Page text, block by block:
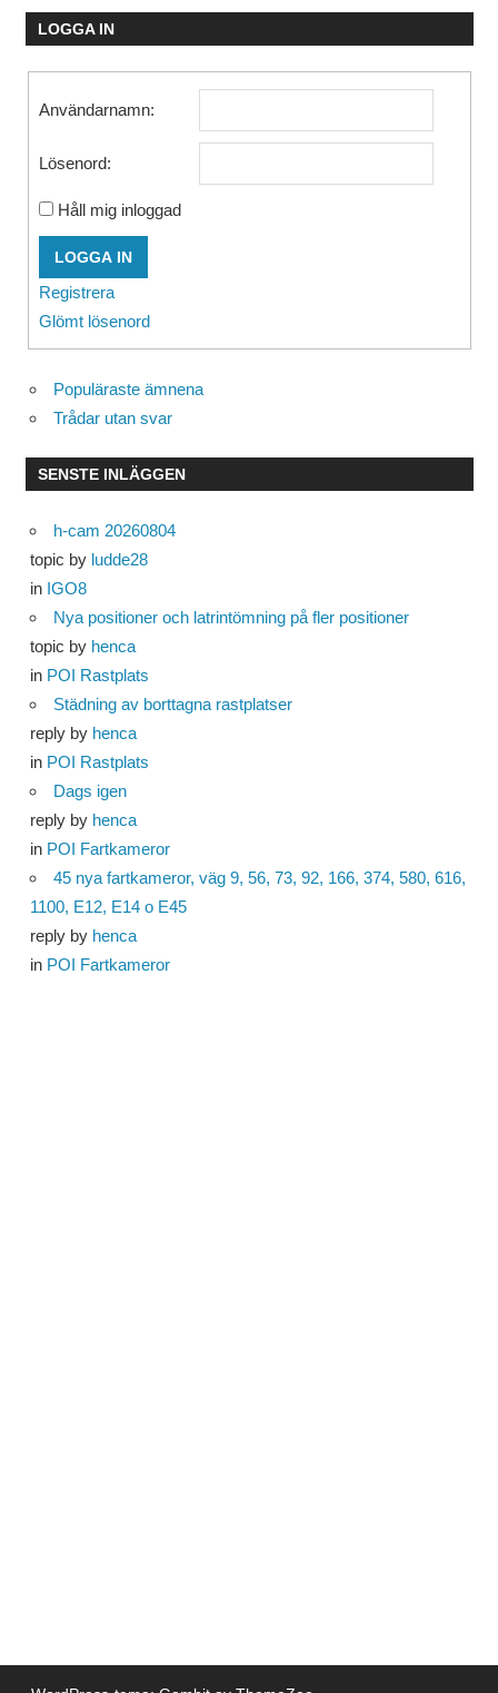
LOGGA IN
Användarnamn:
Lösenord:
Håll mig inloggad
LOGGA IN
Registrera
Glömt lösenord
Populäraste ämnena
Trådar utan svar
SENSTE INLÄGGEN
h-cam 20260804
topic by ludde28
in IGO8
Nya positioner och latrintömning på fler positioner
topic by henca
in POI Rastplats
Städning av borttagna rastplatser
reply by henca
in POI Rastplats
Dags igen
reply by henca
in POI Fartkameror
45 nya fartkameror, väg 9, 56, 73, 92, 166, 374, 580, 616,
1100, E12, E14 o E45
reply by henca
in POI Fartkameror